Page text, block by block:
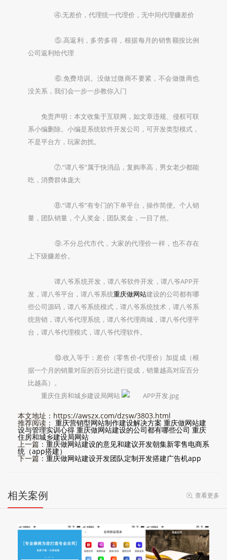
④.无差价，代理统一代理价，无中间代理赚差价
⑤.高返利，多劳多得，根据每月的销售额按比例
公司返利给代理
⑥.免费培训。没做过微商不要紧，不会做微商也
没关系，我们会一步一步教你入门
免责声明：本文收集于互联网，如文章违规、侵权可联
系小编删除。小编是系统软件开发公司，可开发类型模式，
不是平台方，玩家勿扰。
⑦.“谭八爷”属于快消品，复购率高，男女老少都能
吃，消费群体庞大
⑧.“谭八爷”有专门的下单平台，操作简便。个人销
量，团队销量，个人奖金，团队奖金，一目了然。
⑨.不分总代市代，大家的代理价一样，也不存在
上下级赚差价。
谭八爷系统开发，谭八爷软件开发，谭八爷APP开
发，谭八爷平台，谭八爷系统重庆做网站建设的公司都有哪
些公司源码，谭八爷系统模式，谭八爷系统技术，谭八爷系
统营销，谭八爷代理系统，谭八爷代理商城，谭八爷代理平
台，谭八爷代理模式，谭八爷代理软件。
⑩.收入等于：差价（零售价-代理价）加提成（根
据一个月的销量对应的百分比进行提成，销量越高对应百分
比越高）。
重庆住房和城乡建设局网站
本文地址：https://awszx.com/dzsw/3803.html
推荐阅读： 重庆营销型网站制作建设解决方案 重庆做网站建
设与管理实训心得 重庆做网站建设的公司都有哪些公司 重庆
住房和城乡建设局网站
上一篇：重庆做网站建设的意见和建议开发朝集新零售电商系
统（app搭建）
下一篇：重庆做网站建设开发团队定制开发搭建广告机app
相关案例 查看更多